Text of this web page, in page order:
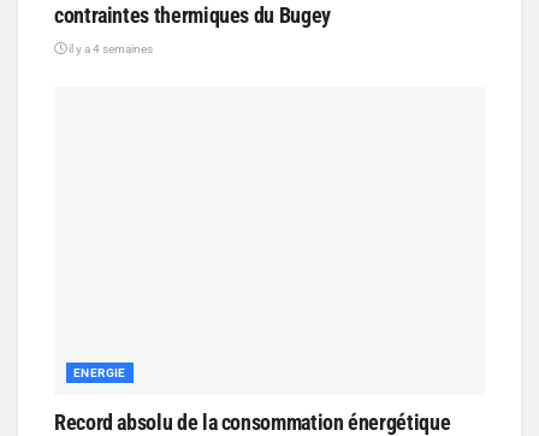
contraintes thermiques du Bugey
il y a 4 semaines
ENERGIE
Record absolu de la consommation énergétique